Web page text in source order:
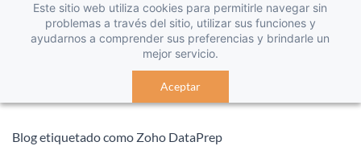
Este sitio web utiliza cookies para permitirle navegar sin
problemas a través del sitio, utilizar sus funciones y
ayudarnos a comprender sus preferencias y brindarle un
mejor servicio.
Aceptar
Blog etiquetado como Zoho DataPrep